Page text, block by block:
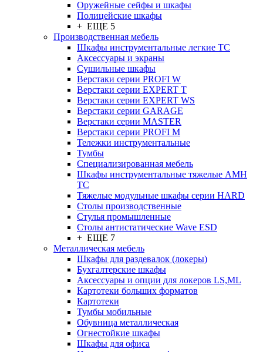
Оружейные сейфы и шкафы
Полицейские шкафы
+ ЕЩЕ 5
Производственная мебель
Шкафы инструментальные легкие ТС
Аксессуары и экраны
Cушильные шкафы
Верстаки серии PROFI W
Верстаки серии EXPERT T
Верстаки серии EXPERT WS
Верстаки серии GARAGE
Верстаки серии MASTER
Верстаки серии PROFI M
Тележки инструментальные
Тумбы
Cпециализированная мебель
Шкафы инструментальные тяжелые AMH
TC
Тяжелые модульные шкафы серии HARD
Столы производственные
Стулья промышленные
Столы антистатические Wave ESD
+ ЕЩЕ 7
Металлическая мебель
Шкафы для раздевалок (локеры)
Бухгалтерские шкафы
Аксессуары и опции для локеров LS,ML
Картотеки больших форматов
Картотеки
Тумбы мобильные
Обувница металлическая
Огнестойкие шкафы
Шкафы для офиса